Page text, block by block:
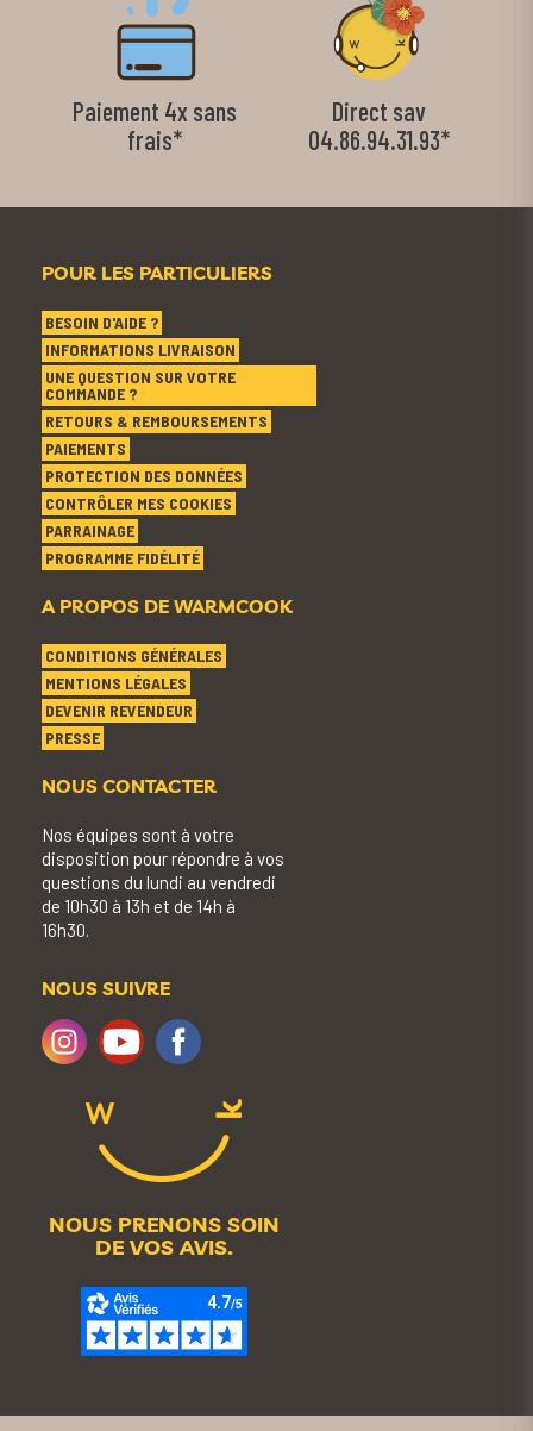
Paiement 4x sans
frais*
Direct sav
04.86.94.31.93*
POUR LES PARTICULIERS
BESOIN D'AIDE ?
INFORMATIONS LIVRAISON
UNE QUESTION SUR VOTRE
COMMANDE ?
RETOURS & REMBOURSEMENTS
PAIEMENTS
PROTECTION DES DONNÉES
CONTRÔLER MES COOKIES
PARRAINAGE
PROGRAMME FIDÉLITÉ
A PROPOS DE WARMCOOK
CONDITIONS GÉNÉRALES
MENTIONS LÉGALES
DEVENIR REVENDEUR
PRESSE
NOUS CONTACTER
Nos équipes sont à votre
disposition pour répondre à vos
questions du lundi au vendredi
de 10h30 à 13h et de 14h à
16h30.
NOUS SUIVRE
NOUS PRENONS SOIN
DE VOS AVIS.